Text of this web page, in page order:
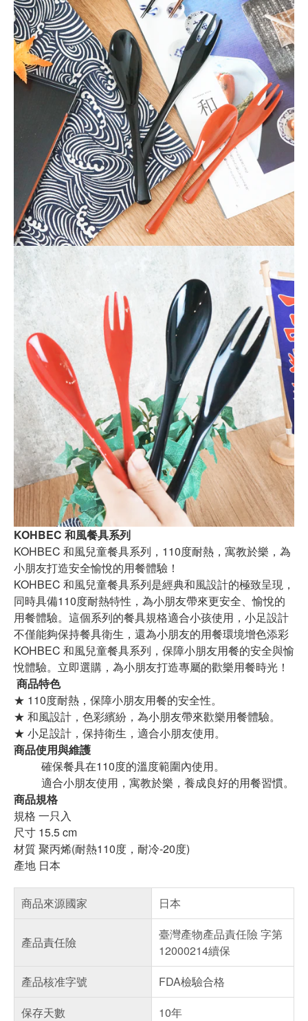
KOHBEC 和風餐具系列
KOHBEC 和風兒童餐具系列，110度耐熱，寓教於樂，為
小朋友打造安全愉悅的用餐體驗！
KOHBEC 和風兒童餐具系列是經典和風設計的極致呈現，
同時具備110度耐熱特性，為小朋友帶來更安全、愉悅的
用餐體驗。這個系列的餐具規格適合小孩使用，小足設計
不僅能夠保持餐具衛生，還為小朋友的用餐環境增色添彩
KOHBEC 和風兒童餐具系列，保障小朋友用餐的安全與愉
悅體驗。立即選購，為小朋友打造專屬的歡樂用餐時光！
商品特色
★ 110度耐熱，保障小朋友用餐的安全性。
★ 和風設計，色彩繽紛，為小朋友帶來歡樂用餐體驗。
★ 小足設計，保持衛生，適合小朋友使用。
商品使用與維護
確保餐具在110度的溫度範圍內使用。
適合小朋友使用，寓教於樂，養成良好的用餐習慣。
商品規格
規格 一只入
尺寸 15.5 cm
材質 聚丙烯(耐熱110度，耐冷-20度)
產地 日本
商品來源國家 日本
產品責任險
臺灣產物產品責任險 字第
12000214續保
產品核准字號
FDA檢驗合格
保存天數
10年